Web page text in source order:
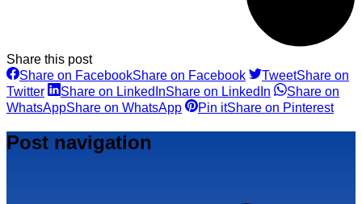
Share this post
Share on FacebookShare on Facebook TweetShare on
Twitter
Share on LinkedInShare on LinkedIn
Share on
WhatsAppShare on WhatsApp Pin itShare on Pinterest
Post navigation